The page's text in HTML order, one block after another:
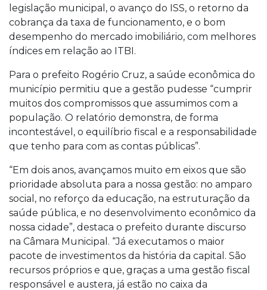
legislação municipal, o avanço do ISS, o retorno da
cobrança da taxa de funcionamento, e o bom
desempenho do mercado imobiliário, com melhores
índices em relação ao ITBI.
Para o prefeito Rogério Cruz, a saúde econômica do
município permitiu que a gestão pudesse “cumprir
muitos dos compromissos que assumimos com a
população. O relatório demonstra, de forma
incontestável, o equilíbrio fiscal e a responsabilidade
que tenho para com as contas públicas”.
“Em dois anos, avançamos muito em eixos que são
prioridade absoluta para a nossa gestão: no amparo
social, no reforço da educação, na estruturação da
saúde pública, e no desenvolvimento econômico da
nossa cidade”, destaca o prefeito durante discurso
na Câmara Municipal. “Já executamos o maior
pacote de investimentos da história da capital. São
recursos próprios e que, graças a uma gestão fiscal
responsável e austera, já estão no caixa da